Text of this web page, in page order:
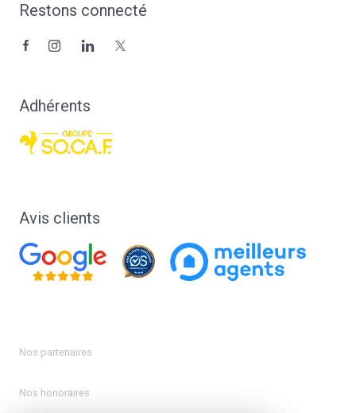
Restons connecté
Adhérents
Avis clients
Nos partenaires
Nos honoraires